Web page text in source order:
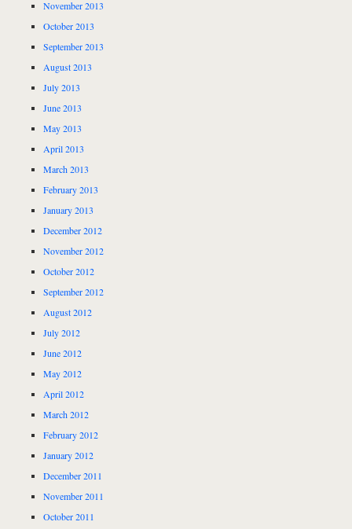
November 2013
October 2013
September 2013
August 2013
July 2013
June 2013
May 2013
April 2013
March 2013
February 2013
January 2013
December 2012
November 2012
October 2012
September 2012
August 2012
July 2012
June 2012
May 2012
April 2012
March 2012
February 2012
January 2012
December 2011
November 2011
October 2011